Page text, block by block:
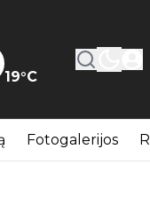
19°C
Fotogalerijos